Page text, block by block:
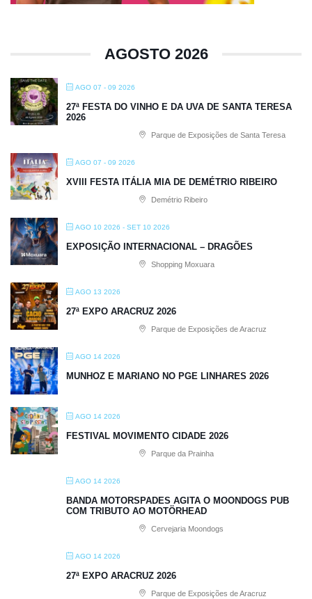
AGOSTO 2026
AGO 07 - 09 2026
27ª FESTA DO VINHO E DA UVA DE SANTA TERESA
2026
Parque de Exposições de Santa Teresa
AGO 07 - 09 2026
XVIII FESTA ITÁLIA MIA DE DEMÉTRIO RIBEIRO
Demétrio Ribeiro
AGO 10 2026 - SET 10 2026
EXPOSIÇÃO INTERNACIONAL – DRAGÕES
Shopping Moxuara
AGO 13 2026
27ª EXPO ARACRUZ 2026
Parque de Exposições de Aracruz
AGO 14 2026
MUNHOZ E MARIANO NO PGE LINHARES 2026
AGO 14 2026
FESTIVAL MOVIMENTO CIDADE 2026
Parque da Prainha
AGO 14 2026
BANDA MOTORSPADES AGITA O MOONDOGS PUB
COM TRIBUTO AO MOTÖRHEAD
Cervejaria Moondogs
AGO 14 2026
27ª EXPO ARACRUZ 2026
Parque de Exposições de Aracruz